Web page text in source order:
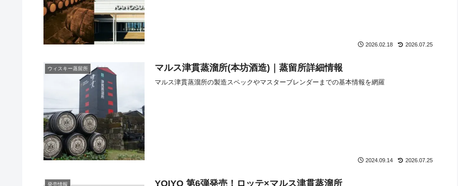
2026.02.18 2026.07.25
ウィスキー蒸留所 マルス津貫蒸溜所(本坊酒造)｜蒸留所詳細情報
マルス津貫蒸溜所の製造スペックやマスターブレンダーまでの基本情報を網羅
2024.09.14 2026.07.25
発売情報 YOIYO 第6弾発売！ロッテ×マルス津貫蒸溜所